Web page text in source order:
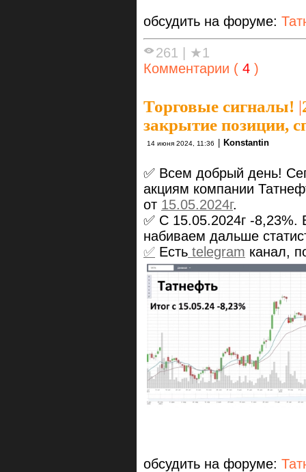
обсудить на форуме:
261 | ★1
Комментарии ( 4 )
Торговые сигналы! |
закрытие позиции,
14 июня 2024, 11:36 | Konstantin
✅ Всем добрый день!
акциям компании
от 15.05.2024г.
✅ С 15.05.2024г -
набиваем дальше
✅ Есть telegram канал,
обсудить на форуме: